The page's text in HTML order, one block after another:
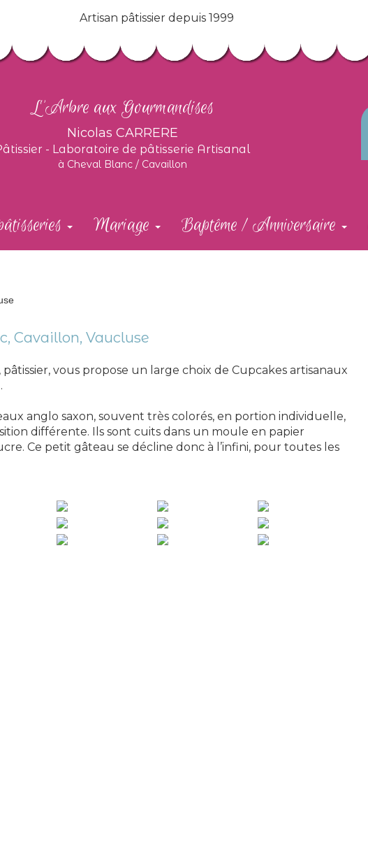
Artisan pâtissier depuis 1999
L'Arbre aux Gourmandises
Nicolas CARRERE
- Laboratoire de pâtisserie Artisanal
à Cheval Blanc / Cavaillon
Mariage Baptême / Anniversaire
Cavaillon, Vaucluse
vous propose un large choix de Cupcakes artisanaux
anglo saxon, souvent très colorés, en portion individuelle,
différente. Ils sont cuits dans un moule en papier
Ce petit gâteau se décline donc à l’infini, pour toutes les